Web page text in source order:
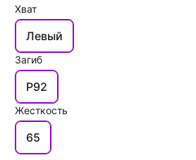
Хват
Левый
Загиб
P92
Жесткость
65